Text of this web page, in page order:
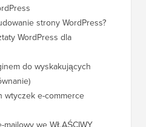
strony WordPress?
WordPress dla
do wyskakujących